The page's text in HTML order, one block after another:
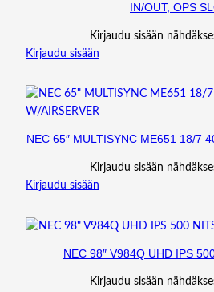
IN/OUT, OPS
Kirjaudu sisään
Kirjaudu sisään
NEC 65″ MULTISYNC ME651 18/7
Kirjaudu sisään
Kirjaudu sisään
NEC 98″ V984Q UHD IPS
Kirjaudu sisään